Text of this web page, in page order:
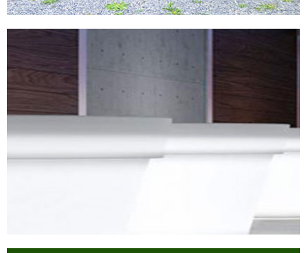
POTS & BACS